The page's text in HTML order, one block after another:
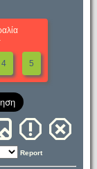
4 5
Report